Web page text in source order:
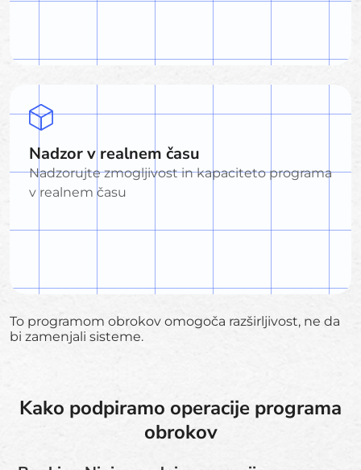
Nadzor v realnem času
Nadzorujte zmogljivost in kapaciteto programa
v realnem času
To programom obrokov omogoča razširljivost, ne da
bi zamenjali sisteme.
Kako podpiramo operacije programa
obrokov